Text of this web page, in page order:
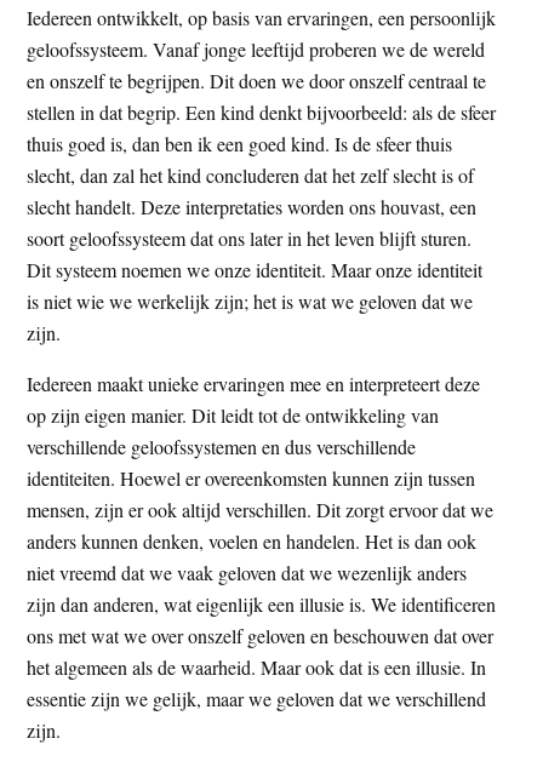
Iedereen ontwikkelt, op basis van ervaringen, een persoonlijk
geloofssysteem. Vanaf jonge leeftijd proberen we de wereld
en onszelf te begrijpen. Dit doen we door onszelf centraal te
stellen in dat begrip. Een kind denkt bijvoorbeeld: als de sfeer
thuis goed is, dan ben ik een goed kind. Is de sfeer thuis
slecht, dan zal het kind concluderen dat het zelf slecht is of
slecht handelt. Deze interpretaties worden ons houvast, een
soort geloofssysteem dat ons later in het leven blijft sturen.
Dit systeem noemen we onze identiteit. Maar onze identiteit
is niet wie we werkelijk zijn; het is wat we geloven dat we
zijn.
Iedereen maakt unieke ervaringen mee en interpreteert deze
op zijn eigen manier. Dit leidt tot de ontwikkeling van
verschillende geloofssystemen en dus verschillende
identiteiten. Hoewel er overeenkomsten kunnen zijn tussen
mensen, zijn er ook altijd verschillen. Dit zorgt ervoor dat we
anders kunnen denken, voelen en handelen. Het is dan ook
niet vreemd dat we vaak geloven dat we wezenlijk anders
zijn dan anderen, wat eigenlijk een illusie is. We identificeren
ons met wat we over onszelf geloven en beschouwen dat over
het algemeen als de waarheid. Maar ook dat is een illusie. In
essentie zijn we gelijk, maar we geloven dat we verschillend
zijn.